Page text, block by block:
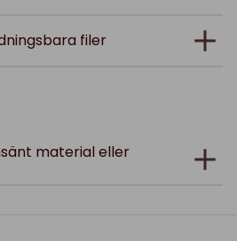
filer
material eller